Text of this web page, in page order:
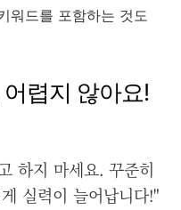
워드를 포함하는 것도
렵지 않아요!
하지 마세요. 꾸준히
실력이 늘어납니다!"